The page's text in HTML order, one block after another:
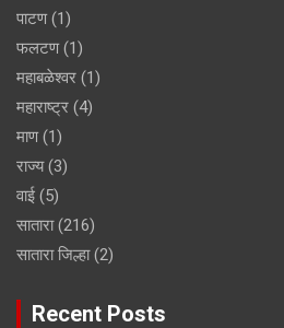
पाटण(1)
फलटण(1)
महाबळेश्वर (1)
महाराष्ट्र (4)
माण(1)
राज्य(3)
वाई (5)
सातारा(216)
सातारा जिल्हा(2)
Recent Posts